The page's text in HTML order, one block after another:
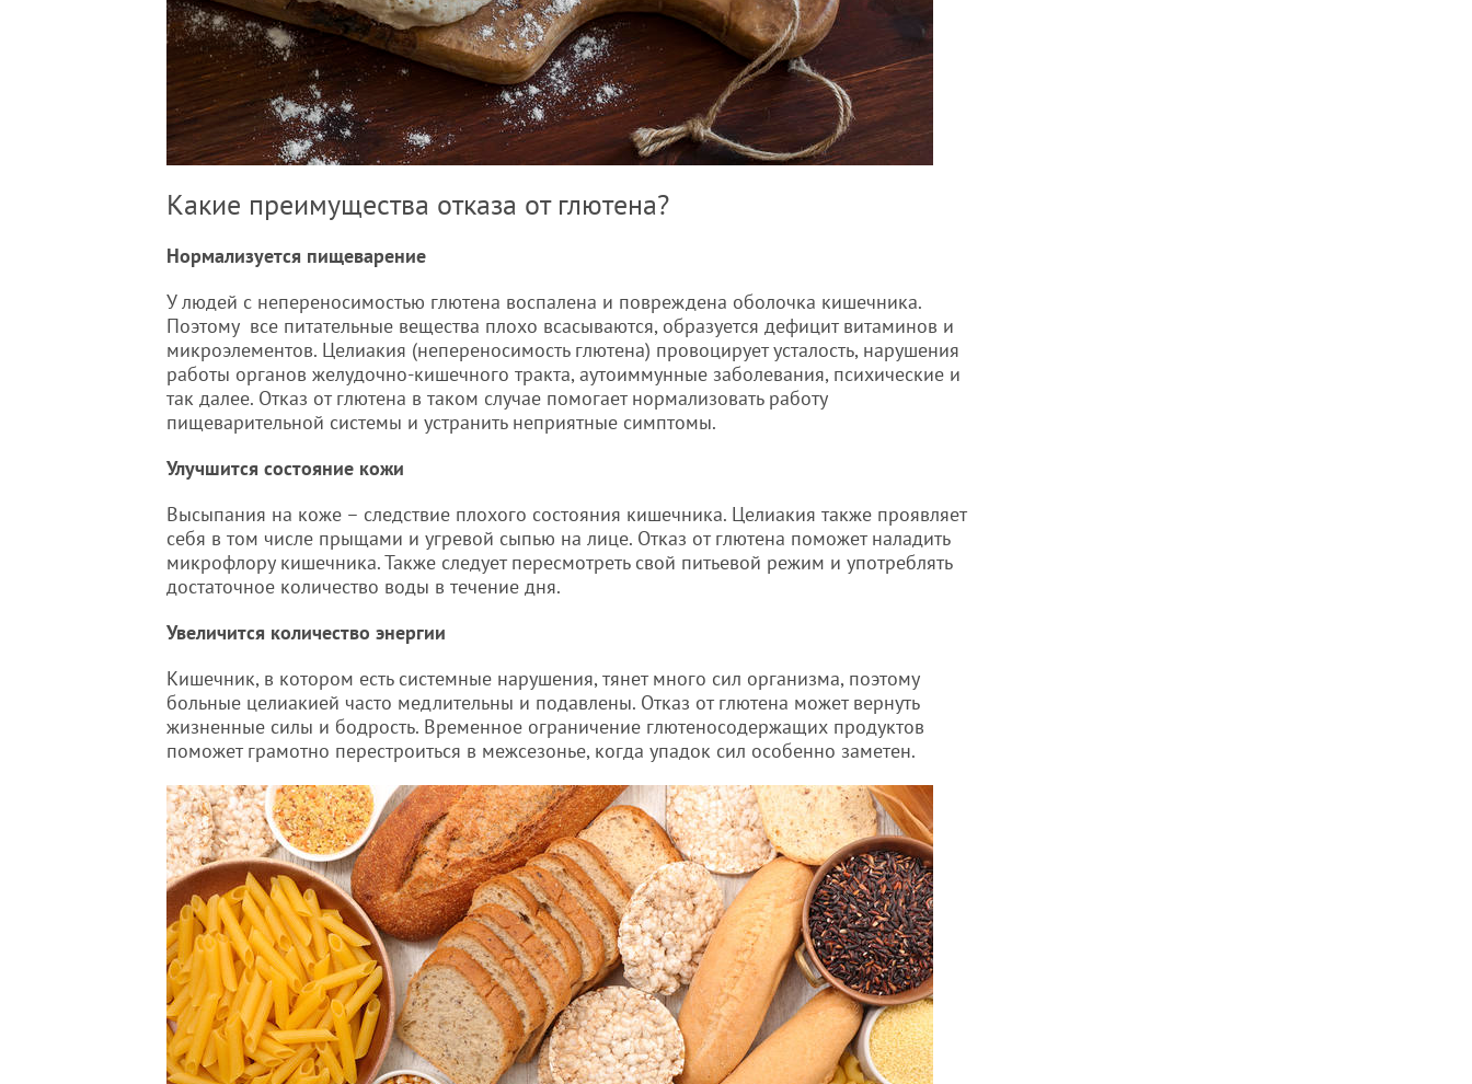
Какие преимущества отказа от глютена?
Нормализуется пищеварение
У людей с непереносимостью глютена воспалена и повреждена оболочка кишечника.
Поэтому все питательные вещества плохо всасываются, образуется дефицит витаминов и
микроэлементов. Целиакия (непереносимость глютена) провоцирует усталость, нарушения
работы органов желудочно-кишечного тракта, аутоиммунные заболевания, психические и
так далее. Отказ от глютена в таком случае помогает нормализовать работу
пищеварительной системы и устранить неприятные симптомы.
Улучшится состояние кожи
Высыпания на коже – следствие плохого состояния кишечника. Целиакия также проявляет
себя в том числе прыщами и угревой сыпью на лице. Отказ от глютена поможет наладить
микрофлору кишечника. Также следует пересмотреть свой питьевой режим и употреблять
достаточное количество воды в течение дня.
Увеличится количество энергии
Кишечник, в котором есть системные нарушения, тянет много сил организма, поэтому
больные целиакией часто медлительны и подавлены. Отказ от глютена может вернуть
жизненные силы и бодрость. Временное ограничение глютеносодержащих продуктов
поможет грамотно перестроиться в межсезонье, когда упадок сил особенно заметен.